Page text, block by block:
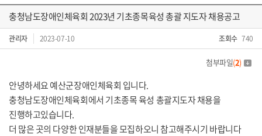
충청남도장애인체육회 2023년 기초종목육성 총괄 지도자 채용공고
관리자 2023-07-10 조회수 740
첨부파일(2)
안녕하세요 예산군장애인체육회 입니다.
충청남도장애인체육회에서 기초종목 육성 총괄지도자 채용을
진행하고있습니다.
더 많은 곳의 다양한 인재분들을 모집하오니 참고해주시기 바랍니다